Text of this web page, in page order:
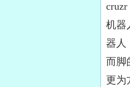
机器
器人
而脚
更为